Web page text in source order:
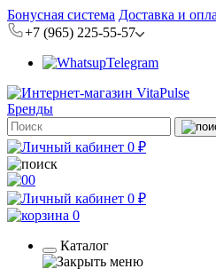
Бонусная система Доставка и
+7 (965) 225-55-57
Telegram
Бренды
0 ₽
0
0 ₽
0
Каталог